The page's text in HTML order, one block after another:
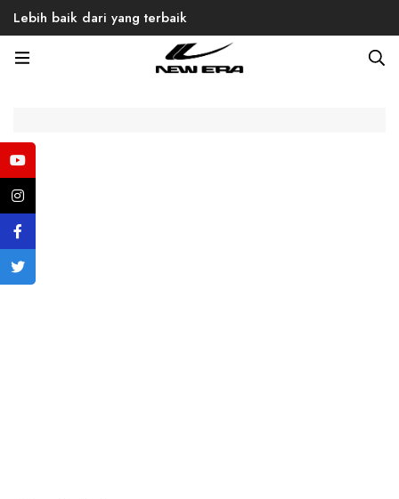
Lebih baik dari yang terbaik
Back to School
Alex 03 Velcro